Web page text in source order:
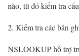
nào, từ đó kiểm tra
2. Kiểm tra các bản
NSLOOKUP hỗ trợ